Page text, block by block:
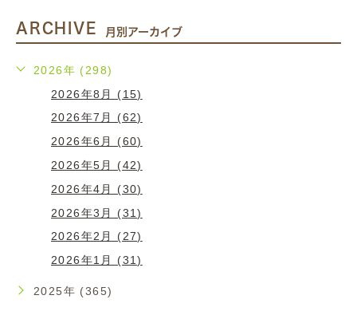
ARCHIVE 月別アーカイブ
2026年 (298)
2026年8月 (15)
2026年7月 (62)
2026年6月 (60)
2026年5月 (42)
2026年4月 (30)
2026年3月 (31)
2026年2月 (27)
2026年1月 (31)
2025年 (365)